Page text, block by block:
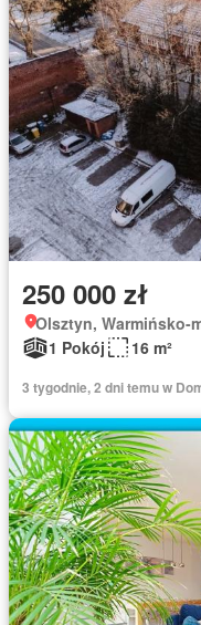
250 000 zł
Olsztyn, Warmińsko-
1 Pokój
16 m²
3 tygodnie, 2 dni temu w